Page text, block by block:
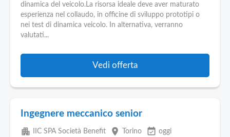
dinamica del veicolo.La risorsa ideale deve aver maturato
esperienza nel collaudo, in officine di sviluppo prototipi o
nei test di dinamica veicolo. In alternativa, verranno
valutati...
Vedi offerta
Ingegnere meccanico senior
apartment IIC SPA Società Benefit place Torino event_available oggi